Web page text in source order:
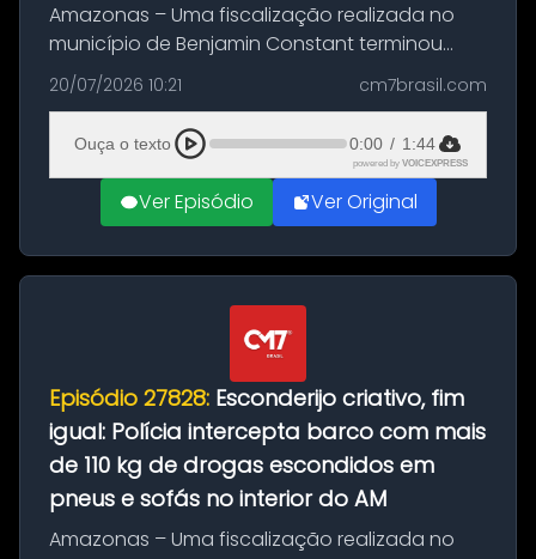
Amazonas – Uma fiscalização realizada no
município de Benjamin Constant terminou
com a apreensão de aproximadamente 115
quilos de entorpecentes em uma
embarcação atracada no porto da cidade. O
materia...
20/07/2026 10:21 cm7brasil.com
Ouça o texto 0:00 / 1:44
powered by VOICEXPRESS
Ver Episódio Ver Original
Episódio 27828: Esconderijo criativo, fim
igual: Polícia intercepta barco com mais
de 110 kg de drogas escondidos em
pneus e sofás no interior do AM
Amazonas – Uma fiscalização realizada no